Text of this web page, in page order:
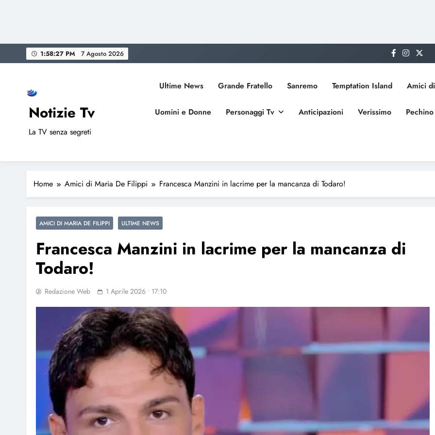
to
1:58:28 PM 7 Agosto 2026
Notizie Tv
La TV senza segreti
Ultime News Grande Fratello Sanremo Temptation Island Amici
Uomini e Donne Personaggi Tv Anticipazioni Verissimo
Home Amici di Maria De Filippi Francesca Manzini in lacrime per la mancanza di Todaro!
AMICI DI MARIA DE FILIPPI ULTIME NEWS
Francesca Manzini in lacrime per la mancanza di
Todaro!
Redazione Web 1 Aprile 2026 • 17:10